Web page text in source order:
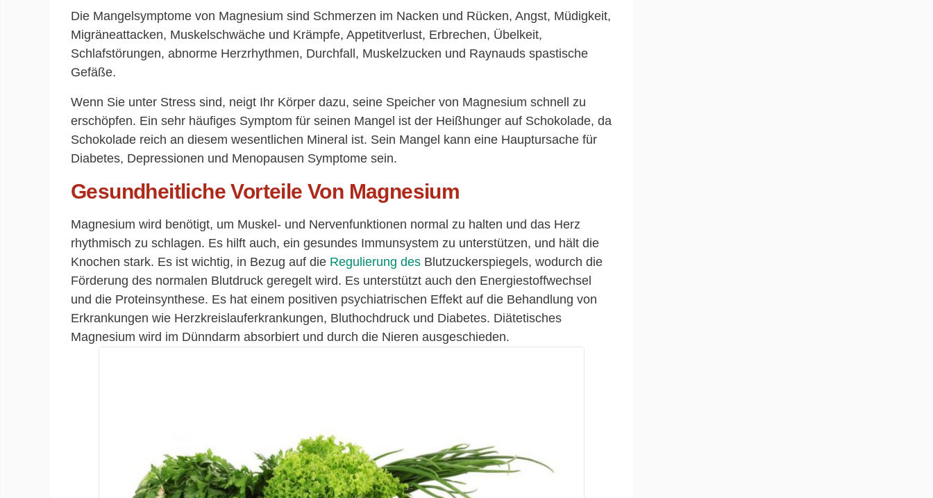
Die Mangelsymptome von Magnesium sind Schmerzen im Nacken und Rücken, Angst, Müdigkeit,
Migräneattacken, Muskelschwäche und Krämpfe, Appetitverlust, Erbrechen, Übelkeit,
Schlafstörungen, abnorme Herzrhythmen, Durchfall, Muskelzucken und Raynauds spastische
Gefäße.
Wenn Sie unter Stress sind, neigt Ihr Körper dazu, seine Speicher von Magnesium schnell zu
erschöpfen. Ein sehr häufiges Symptom für seinen Mangel ist der Heißhunger auf Schokolade, da
Schokolade reich an diesem wesentlichen Mineral ist. Sein Mangel kann eine Hauptursache für
Diabetes, Depressionen und Menopausen Symptome sein.
Gesundheitliche Vorteile Von Magnesium
Magnesium wird benötigt, um Muskel- und Nervenfunktionen normal zu halten und das Herz
rhythmisch zu schlagen. Es hilft auch, ein gesundes Immunsystem zu unterstützen, und hält die
Knochen stark. Es ist wichtig, in Bezug auf die Regulierung des Blutzuckerspiegels, wodurch die
Förderung des normalen Blutdruck geregelt wird. Es unterstützt auch den Energiestoffwechsel
und die Proteinsynthese. Es hat einem positiven psychiatrischen Effekt auf die Behandlung von
Erkrankungen wie Herzkreislauferkrankungen, Bluthochdruck und Diabetes. Diätetisches
Magnesium wird im Dünndarm absorbiert und durch die Nieren ausgeschieden.